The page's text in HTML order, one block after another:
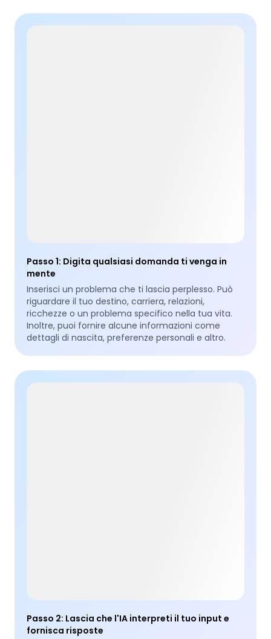
Passo 1: Digita qualsiasi domanda ti venga in
mente
Inserisci un problema che ti lascia perplesso. Può
riguardare il tuo destino, carriera, relazioni,
ricchezze o un problema specifico nella tua vita.
Inoltre, puoi fornire alcune informazioni come
dettagli di nascita, preferenze personali e altro.
Passo 2: Lascia che l'IA interpreti il tuo input e
fornisca risposte